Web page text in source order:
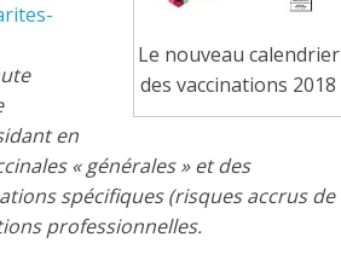
Le nouveau calendrier
des vaccinations 2018
en
« générales » et des
spécifiques (risques accrus de
professionnelles.